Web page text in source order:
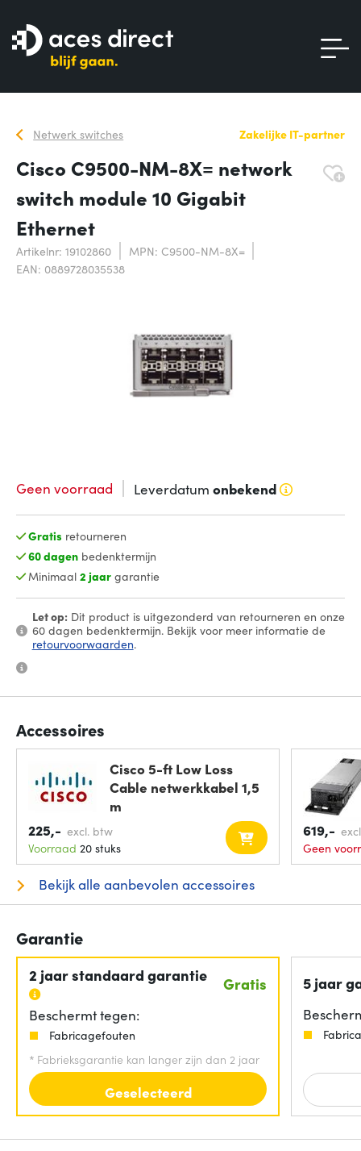
Netwerk switches Zakelijke IT-partner
Cisco C9500-NM-8X= network
switch module 10 Gigabit
Ethernet
Artikelnr: 19102860
MPN: C9500-NM-8X=
EAN: 0889728035538
Geen voorraad Leverdatum onbekend
Gratis retourneren
60 dagenbedenktermijn
Minimaal 2 jaargarantie
Let op:Dit product is uitgezonderd van retourneren en onze
60 dagen bedenktermijn. Bekijk voor meer informatie de
retourvoorwaarden.
Accessoires
Cisco 5-ft Low Loss
Cable netwerkkabel 1,5
m
225,- excl. btw
Voorraad 20 stuks
619,-
Geen
Bekijk alle aanbevolen accessoires
Garantie
2 jaar standaard garantie Gratis
Beschermt tegen:
Fabricagefouten
* Fabrieksgarantie kan langer zijn dan 2 jaar
Geselecteerd
5 jaar